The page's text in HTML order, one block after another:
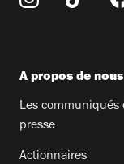
A propos de nous
Les communiqués
presse
Actionnaires